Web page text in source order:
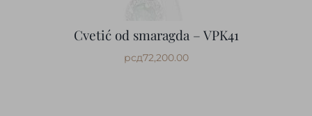
Cvetić od smaragda – VPK41
рсд72,200.00